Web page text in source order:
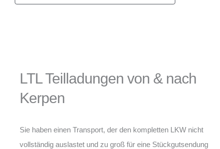
LTL Teilladungen von & nach
Kerpen
Sie haben einen Transport, der den kompletten LKW nicht
vollständig auslastet und zu groß für eine Stückgutsendung